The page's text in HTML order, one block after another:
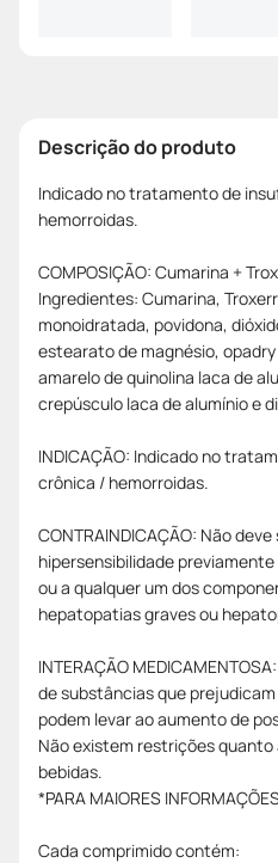
Descrição do produto
Indicado no tratamento de
hemorroidas.
COMPOSIÇÃO: Cumarina +
Ingredientes: Cumarina,
monoidratada, povidona,
estearato de magnésio,
amarelo de quinolina laca de
crepúsculo laca de alumínio e
INDICAÇÃO: Indicado no
crônica / hemorroidas.
CONTRAINDICAÇÃO: Não
hipersensibilidade
ou a qualquer um dos
hepatopatias graves ou
INTERAÇÃO
de substâncias que
podem levar ao aumento de
Não existem restrições
bebidas.
*PARA MAIORES
Cada comprimido contém: